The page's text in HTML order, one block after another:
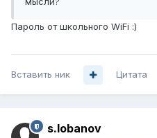
Пароль от школьного WiFi :)
Вставить ник Цитата
s.lobanov